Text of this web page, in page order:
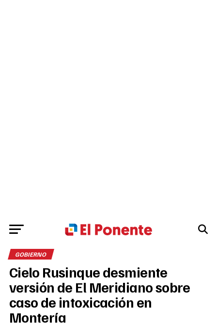
GOBIERNO
Cielo Rusinque desmiente
versión de El Meridiano sobre
caso de intoxicación en
Montería